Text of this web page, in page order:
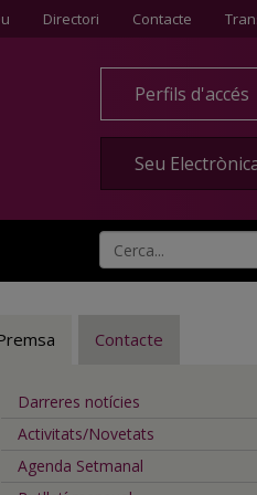
Directori Contacte
Contacte
Perfils d'accés
Seu
Contacte
Darreres notícies
Activitats/Novetats
Agenda Setmanal